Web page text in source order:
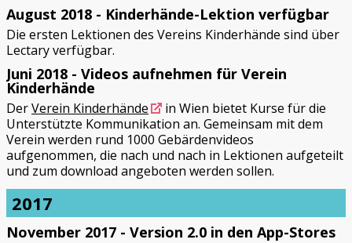
August 2018 - Kinderhände-Lektion verfügbar
Die ersten Lektionen des Vereins Kinderhände sind über
Lectary verfügbar.
Juni 2018 - Videos aufnehmen für Verein
Kinderhände
DerVerein Kinderhände
in Wien bietet Kurse für die
Unterstützte Kommunikation an. Gemeinsam mit dem
Verein werden rund 1000 Gebärdenvideos
aufgenommen, die nach und nach in Lektionen aufgeteilt
und zum download angeboten werden sollen.
2017
November 2017 - Version 2.0 in den App-Stores